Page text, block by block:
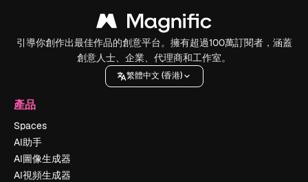
引導你創作出最佳作品的創意平台。擁有超過100萬訂閱者，涵蓋
創意人士、企業、代理商和工作室。
繁體中文 (香港)
產品
Spaces
AI助手
AI圖像生成器
AI視頻生成器